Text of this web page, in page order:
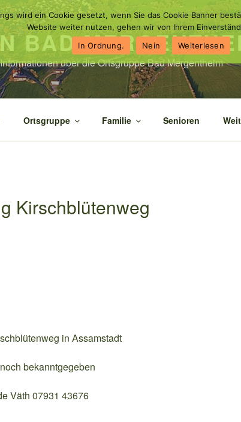
BAD
über die Ortsgruppe Bad Mergentheim
Ortsgruppe Familie Senioren
Kirschblütenweg
in Assamstadt
bekanntgegeben
Väth 07931 43676
wird ein Cookie gesetzt, wenn Sie das Cookie Banner
Website weiter nutzen, gehen wir von Ihrem
In Ordnung.
Nein Weiterlesen